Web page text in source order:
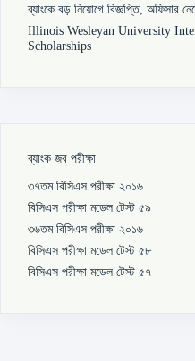
ব্যাংকে বড় নিয়োগে বিজ্ঞপ্তি, অফিসার
Illinois Wesleyan University
Scholarships
ব্যাংক জব পরীক্ষা
৩৭তম বিসিএস পরীক্ষা ২০১৬
বিসিএস পরীক্ষা মডেল টেস্ট ৫৯
৩৬তম বিসিএস পরীক্ষা ২০১৬
বিসিএস পরীক্ষা মডেল টেস্ট ৫৮
বিসিএস পরীক্ষা মডেল টেস্ট ৫৭